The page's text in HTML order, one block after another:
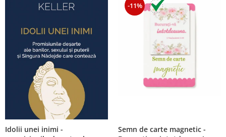
Idolii unei inimi -
-11%
Semn de carte magnetic -